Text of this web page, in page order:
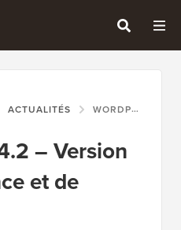
ACTUALITÉS WORDPRESS 3.4.2 – VERSION DE MAINTENANCE ET DE SÉCURITÉ
– Version
et de